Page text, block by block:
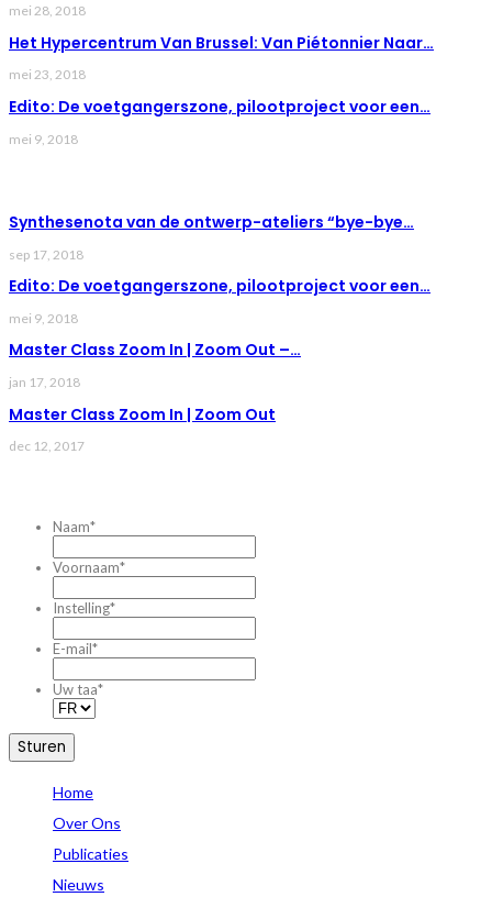
mei 28, 2018
Het Hypercentrum Van Brussel: Van Piétonnier Naar…
mei 23, 2018
Edito: De voetgangerszone, pilootproject voor een…
mei 9, 2018
Synthesenota van de ontwerp-ateliers “bye-bye…
sep 17, 2018
Edito: De voetgangerszone, pilootproject voor een…
mei 9, 2018
Master Class Zoom In | Zoom Out –…
jan 17, 2018
Master Class Zoom In | Zoom Out
dec 12, 2017
Naam*
Voornaam*
Instelling*
E-mail*
Uw taa*
Home
Over Ons
Publicaties
Nieuws